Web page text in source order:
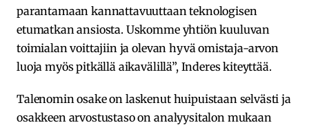
parantamaan kannattavuuttaan teknologisen
etumatkan ansiosta. Uskomme yhtiön kuuluvan
toimialan voittajiin ja olevan hyvä omistaja-arvon
luoja myös pitkällä aikavälillä”, Inderes kiteyttää.
Talenomin osake on laskenut huipuistaan selvästi ja
osakkeen arvostustaso on analyysitalon mukaan